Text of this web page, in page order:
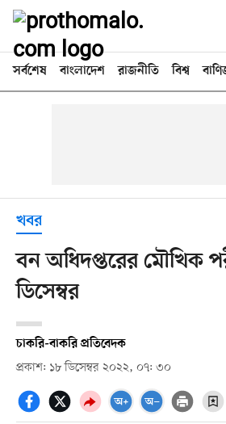
সর্বশেষ বাংলাদেশ রাজনীতি বিশ্ব
খবর
বন অধিদপ্তরের মৌখিক
ডিসেম্বর
চাকরি-বাকরি প্রতিবেদক
প্রকাশ: ১৮ ডিসেম্বর ২০২২, ০৭: ৩০